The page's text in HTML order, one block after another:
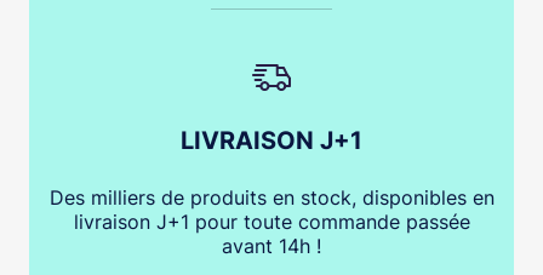
LIVRAISON J+1
Des milliers de produits en stock, disponibles en
livraison J+1 pour toute commande passée
avant 14h !